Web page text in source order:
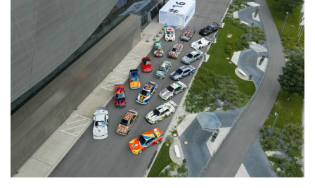
4. Juli 2026findet Oper für alle in München
statt, mit der Live-Übertragung von Richard Wagners „Die
Walküre“, inszeniert von Tobias Kratzer und unter musikalischer
Leitung von Vladimir Jurowski.
Das kulturelle Engagement der BMW Group mit exklusiven
Updates und tieferen Einblicken in die globalen Initiativen kann
auf Instagram unter@BMWGroupCultureverfolgt werden.